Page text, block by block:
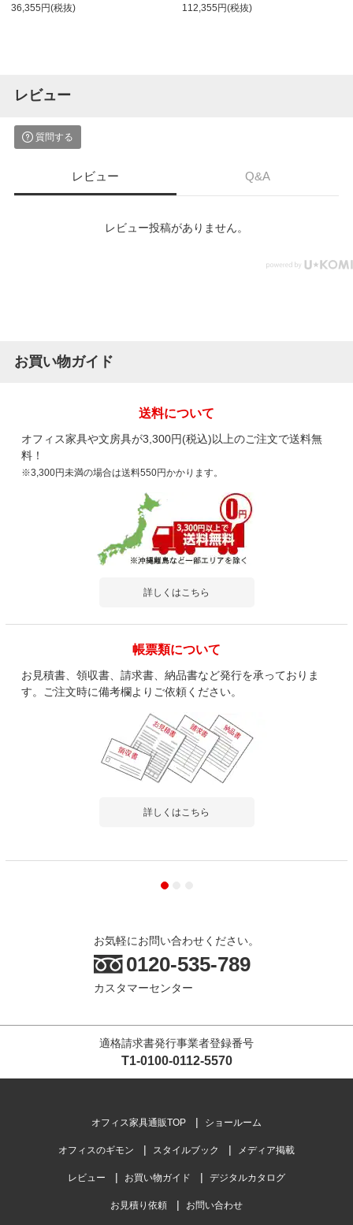
36,355円(税抜) 112,355円(税抜)
レビュー
質問する
レビュー Q&A
レビュー投稿がありません。
お買い物ガイド
送料について
オフィス家具や文房具が3,300円(税込)以上のご注文で送料無
料！
※3,300円未満の場合は送料550円かかります。
詳しくはこちら
帳票類について
お見積書、領収書、請求書、納品書など発行を承っておりま
す。ご注文時に備考欄よりご依頼ください。
詳しくはこちら
お気軽にお問い合わせください。
0120-535-789
カスタマーセンター
適格請求書発行事業者登録番号
T1-0100-0112-5570
オフィス家具通販TOP ショールーム
オフィスのギモン スタイルブック メディア掲載
レビュー お買い物ガイド デジタルカタログ
お見積り依頼 お問い合わせ